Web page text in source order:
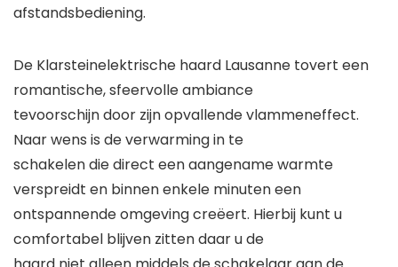
afstandsbediening.
De Klarsteinelektrische haard Lausanne tovert een
romantische, sfeervolle ambiance
tevoorschijn door zijn opvallende vlammeneffect.
Naar wens is de verwarming in te
schakelen die direct een aangename warmte
verspreidt en binnen enkele minuten een
ontspannende omgeving creëert. Hierbij kunt u
comfortabel blijven zitten daar u de